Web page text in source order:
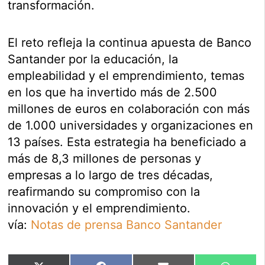
transformación.
El reto refleja la continua apuesta de Banco
Santander por la educación, la
empleabilidad y el emprendimiento, temas
en los que ha invertido más de 2.500
millones de euros en colaboración con más
de 1.000 universidades y organizaciones en
13 países. Esta estrategia ha beneficiado a
más de 8,3 millones de personas y
empresas a lo largo de tres décadas,
reafirmando su compromiso con la
innovación y el emprendimiento.
vía: Notas de prensa Banco Santander